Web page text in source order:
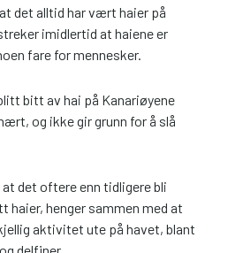
at det alltid har vært haier på
imidlertid at haiene er
fare for mennesker.
bitt av hai på Kanariøyene
og ikke gir grunn for å slå
det oftere enn tidligere bli
henger sammen med at
aktivitet ute på havet, blant